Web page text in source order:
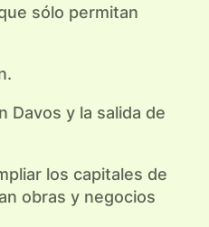
sólo permitan
Davos y la salida de
los capitales de
obras y negocios